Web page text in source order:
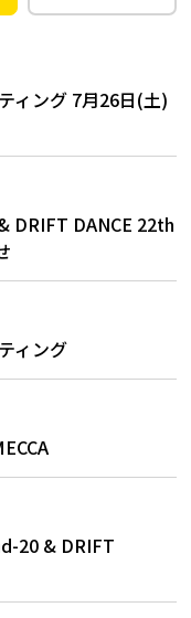
ィング 7月26日(土)
DRIFT DANCE 22th
ィング
20 & DRIFT